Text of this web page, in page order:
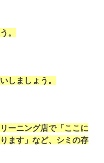
。
しましょう。
ーニング店で「ここに
ます」など、シミの存